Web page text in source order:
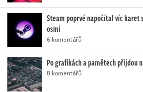
Steam poprvé napočítal víc karet
osmi
6 komentářů
Po grafikách a pamětech přijdou
8 komentářů